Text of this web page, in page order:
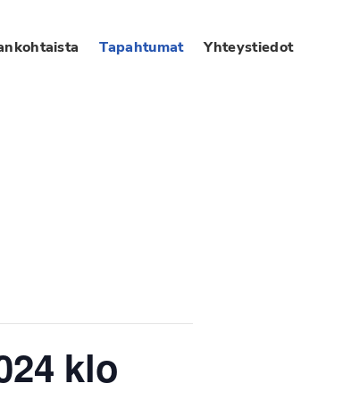
Tapahtumat Yhteystiedot
klo